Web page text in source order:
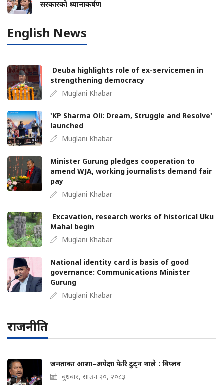
सरकारको ध्यानाकर्षण
English News
Deuba highlights role of ex-servicemen in
strengthening democracy
Muglani Khabar
'KP Sharma Oli: Dream, Struggle and Resolve'
launched
Muglani Khabar
Minister Gurung pledges cooperation to
amend WJA, working journalists demand fair
pay
Muglani Khabar
Excavation, research works of historical Uku
Mahal begin
Muglani Khabar
National identity card is basis of good
governance: Communications Minister
Gurung
Muglani Khabar
राजनीति
जनताका आशा–अपेक्षा फेरि टुट्न थाले : विप्लव
बुधबार, साउन २०, २०८३